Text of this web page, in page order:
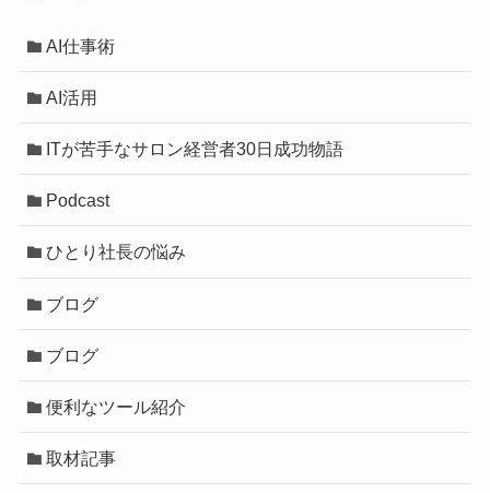
AI仕事術
AI活用
ITが苦手なサロン経営者30日成功物語
Podcast
ひとり社長の悩み
ブログ
ブログ
便利なツール紹介
取材記事